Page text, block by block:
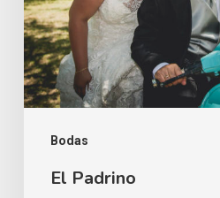
Bodas
El Padrino